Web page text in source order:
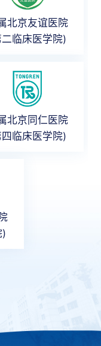
北京友谊医院
临床医学院)
北京同仁医院
临床医学院)
)